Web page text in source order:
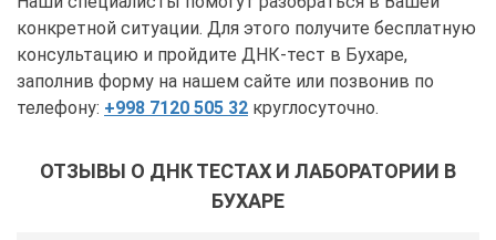
конкретной ситуации. Для этого получите бесплатную
консультацию и пройдите ДНК-тест в Бухаре,
заполнив форму на нашем сайте или позвонив по
телефону: +998 7120 505 32 круглосуточно.
ОТЗЫВЫ О ДНК ТЕСТАХ И ЛАБОРАТОРИИ В
БУХАРЕ